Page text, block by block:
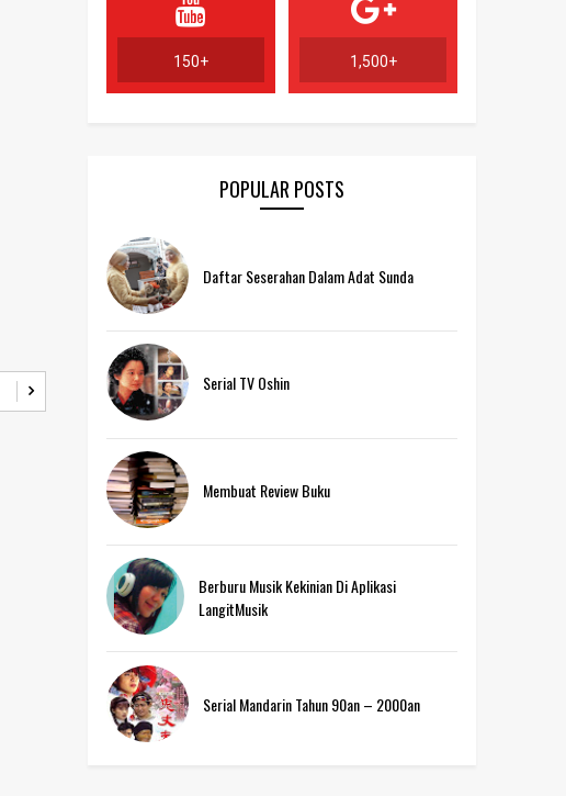
150+ 1,500+
POPULAR POSTS
Daftar Seserahan Dalam Adat Sunda
Serial TV Oshin
Membuat Review Buku
Berburu Musik Kekinian Di Aplikasi
LangitMusik
Serial Mandarin Tahun 90an – 2000an